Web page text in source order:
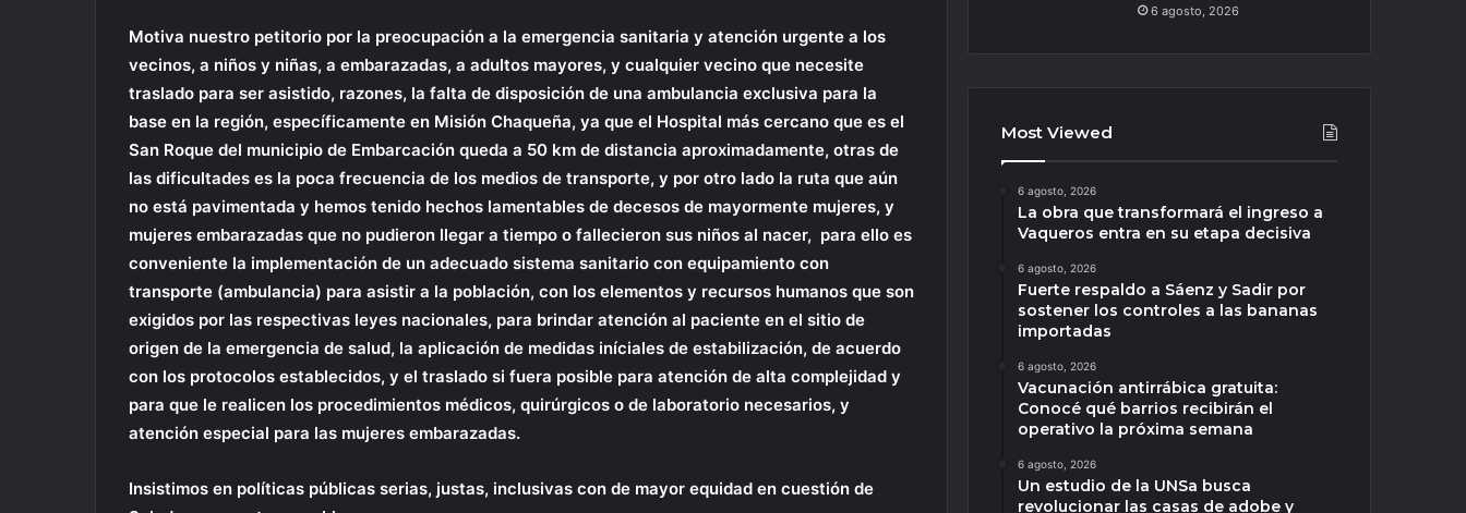
Motiva nuestro petitorio por la preocupación a la emergencia sanitaria y atención urgente a los
vecinos, a niños y niñas, a embarazadas, a adultos mayores, y cualquier vecino que necesite
traslado para ser asistido, razones, la falta de disposición de una ambulancia exclusiva para la
base en la región, específicamente en Misión Chaqueña, ya que el Hospital más cercano que es el
San Roque del municipio de Embarcación queda a 50 km de distancia aproximadamente, otras de
las dificultades es la poca frecuencia de los medios de transporte, y por otro lado la ruta que aún
no está pavimentada y hemos tenido hechos lamentables de decesos de mayormente mujeres, y
mujeres embarazadas que no pudieron llegar a tiempo o fallecieron sus niños al nacer, para ello es
conveniente la implementación de un adecuado sistema sanitario con equipamiento con
transporte (ambulancia) para asistir a la población, con los elementos y recursos humanos que son
exigidos por las respectivas leyes nacionales, para brindar atención al paciente en el sitio de
origen de la emergencia de salud, la aplicación de medidas iníciales de estabilización, de acuerdo
con los protocolos establecidos, y el traslado si fuera posible para atención de alta complejidad y
para que le realicen los procedimientos médicos, quirúrgicos o de laboratorio necesarios, y
atención especial para las mujeres embarazadas.
Insistimos en políticas públicas serias, justas, inclusivas con de mayor equidad en cuestión de
6 agosto, 2026
Most Viewed
6 agosto, 2026
La obra que transformará el ingreso a
Vaqueros entra en su etapa decisiva
6 agosto, 2026
Fuerte respaldo a Sáenz y Sadir por
sostener los controles a las bananas
importadas
6 agosto, 2026
Vacunación antirrábica gratuita:
Conocé qué barrios recibirán el
operativo la próxima semana
6 agosto, 2026
Un estudio de la UNSa busca
revolucionar las casas de adobe y